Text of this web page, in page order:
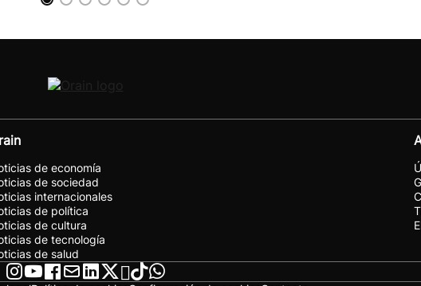
de economía
de sociedad
internacionales
de política
de cultura
de tecnología
de salud